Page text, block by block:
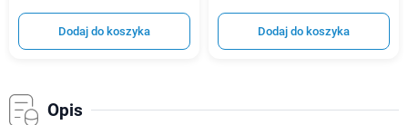
Dodaj do koszyka Dodaj do koszyka
Opis